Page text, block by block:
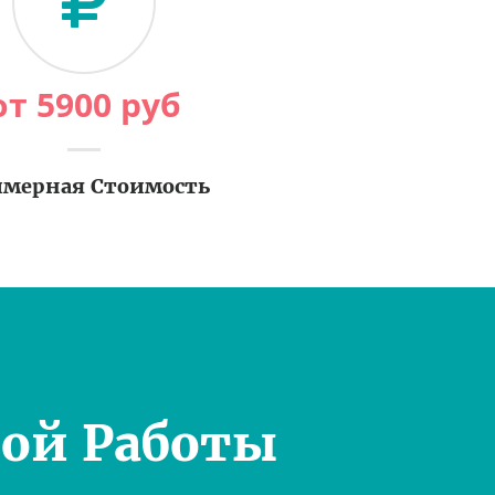
5900 руб
Стоимость
Работы